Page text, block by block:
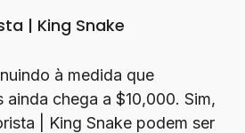
| King Snake
à medida que
ainda chega a $10,000. Sim,
| King Snake podem ser